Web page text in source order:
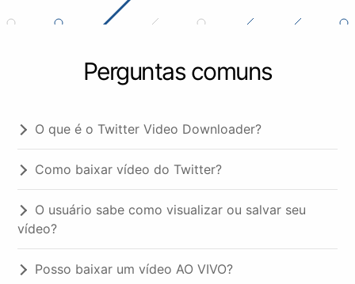
Perguntas comuns
O que é o Twitter Video Downloader?
Como baixar vídeo do Twitter?
O usuário sabe como visualizar ou salvar seu
vídeo?
Posso baixar um vídeo AO VIVO?